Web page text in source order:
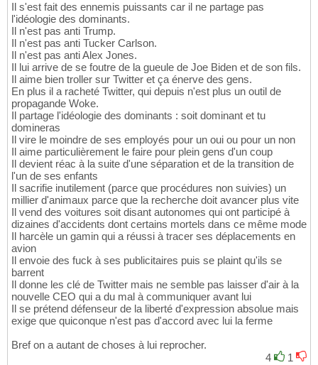
Il s'est fait des ennemis puissants car il ne partage pas
l'idéologie des dominants.
Il n'est pas anti Trump.
Il n'est pas anti Tucker Carlson.
Il n'est pas anti Alex Jones.
Il lui arrive de se foutre de la gueule de Joe Biden et de son fils.
Il aime bien troller sur Twitter et ça énerve des gens.
En plus il a racheté Twitter, qui depuis n'est plus un outil de
propagande Woke.
Il partage l'idéologie des dominants : soit dominant et tu
domineras
Il vire le moindre de ses employés pour un oui ou pour un non
Il aime particulièrement le faire pour plein gens d'un coup
Il devient réac à la suite d'une séparation et de la transition de
l'un de ses enfants
Il sacrifie inutilement (parce que procédures non suivies) un
millier d'animaux parce que la recherche doit avancer plus vite
Il vend des voitures soit disant autonomes qui ont participé à
dizaines d'accidents dont certains mortels dans ce même mode
Il harcèle un gamin qui a réussi à tracer ses déplacements en
avion
Il envoie des fuck à ses publicitaires puis se plaint qu'ils se
barrent
Il donne les clé de Twitter mais ne semble pas laisser d'air à la
nouvelle CEO qui a du mal à communiquer avant lui
Il se prétend défenseur de la liberté d'expression absolue mais
exige que quiconque n'est pas d'accord avec lui la ferme
Bref on a autant de choses à lui reprocher.
4
1